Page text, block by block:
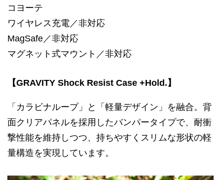
コヨーテ
ワイヤレス充電／非対応
MagSafe／非対応
マグネット式マウント／非対応
【GRAVITY Shock Resist Case +Hold.】
「カラビナループ」と「軽量デザイン」を融合。背
面クリアパネルを採用したバンパータイプで、耐衝
撃性能を維持しつつ、持ちやすくスリムな形状の軽
量構造を実現しています。